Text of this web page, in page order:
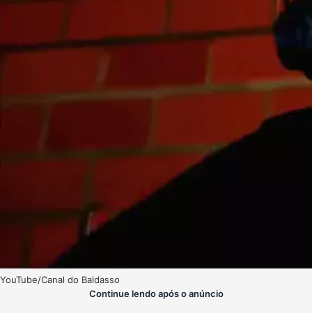
YouTube/Canal do Baldasso
Continue lendo após o anúncio